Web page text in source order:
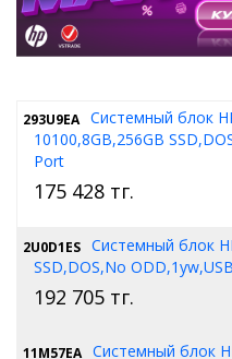
293U9EA Системный блок
10100,8GB,256GB
Port
175 428 тг.
2U0D1ES Системный блок
SSD,DOS,No
192 705 тг.
11M57EA Системный блок